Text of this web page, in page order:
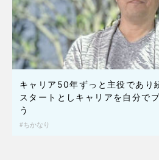
キャリア50年ずっと主役であり
スタートとしキャリアを自分で
う
ちかなり